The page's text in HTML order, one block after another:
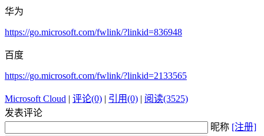
华为
https://go.microsoft.com/fwlink/?linkid=836948
百度
https://go.microsoft.com/fwlink/?linkid=2133565
Microsoft Cloud | 评论(0) | 引用(0) | 阅读(3525)
发表评论
昵称 [注册]